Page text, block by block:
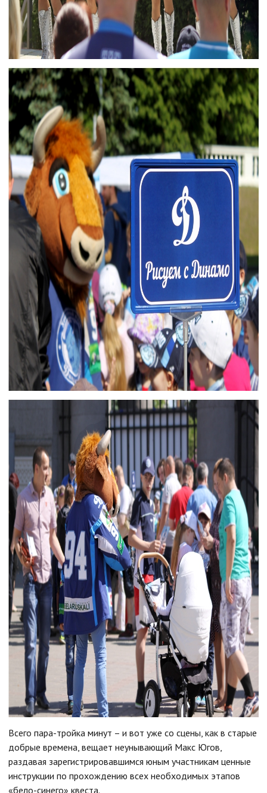
Всего пара-тройка минут – и вот уже со сцены, как в старые
добрые времена, вещает неунывающий Макс Югов,
раздавая зарегистрировавшимся юным участникам ценные
инструкции по прохождению всех необходимых этапов
«бело-синего» квеста.